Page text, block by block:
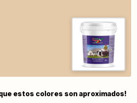
estos colores son aproximados!